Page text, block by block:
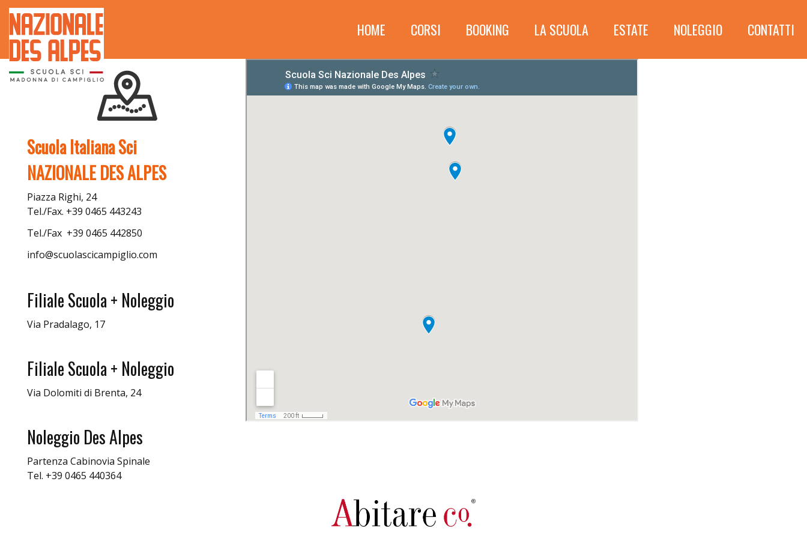
HOME CORSI BOOKING LA SCUOLA ESTATE NOLEGGIO CONTATTI
Scuola Italiana Sci
NAZIONALE DES ALPES
Piazza Righi, 24
Tel./Fax. +39 0465 443243
Tel./Fax +39 0465 442850
info@scuolascicampiglio.com
Filiale Scuola + Noleggio
Via Pradalago, 17
Filiale Scuola + Noleggio
Via Dolomiti di Brenta, 24
Noleggio Des Alpes
Partenza Cabinovia Spinale
Tel. +39 0465 440364